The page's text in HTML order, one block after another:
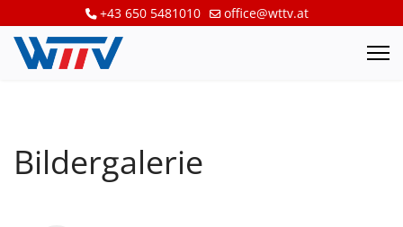
+43 650 5481010 office@wttv.at
Bildergalerie